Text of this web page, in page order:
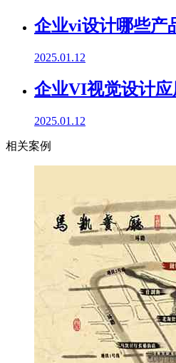
企业vi设计哪些产
2025.01.12
企业VI视觉设计应
2025.01.12
相关案例